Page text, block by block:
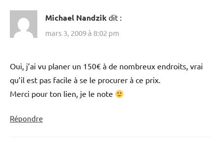
Michael Nandzik dit :
mars 3, 2009 à 8:02 pm
Oui, j’ai vu planer un 150€ à de nombreux endroits, vrai
qu’il est pas facile à se le procurer à ce prix.
Merci pour ton lien, je le note
Répondre